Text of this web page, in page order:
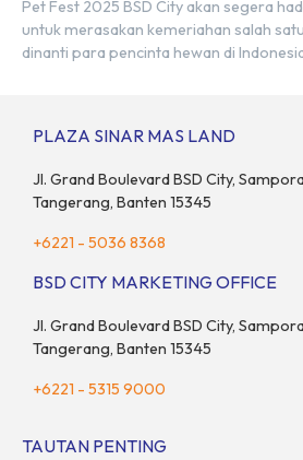
Pet Fest 2025 BSD City akan segera
untuk merasakan kemeriahan salah
dinanti para pencinta hewan di
PLAZA SINAR MAS LAND
Jl. Grand Boulevard BSD City,
Tangerang, Banten 15345
+6221 - 5036 8368
BSD CITY MARKETING OFFICE
Jl. Grand Boulevard BSD City,
Tangerang, Banten 15345
+6221 - 5315 9000
TAUTAN PENTING